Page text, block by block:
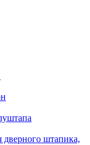
дверного штапика,